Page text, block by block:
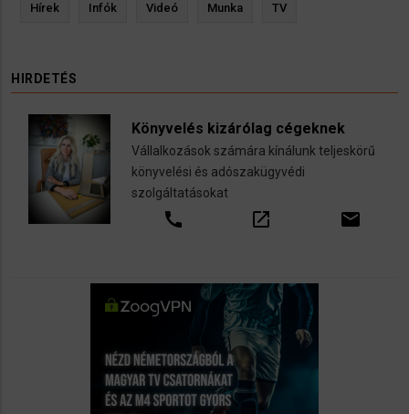
Hírek Infók Videó Munka TV
HIRDETÉS
Könyvelés kizárólag cégeknek
Vállalkozások számára kínálunk teljeskörű
könyvelési és adószakügyvédi
szolgáltatásokat
call open_in_new email